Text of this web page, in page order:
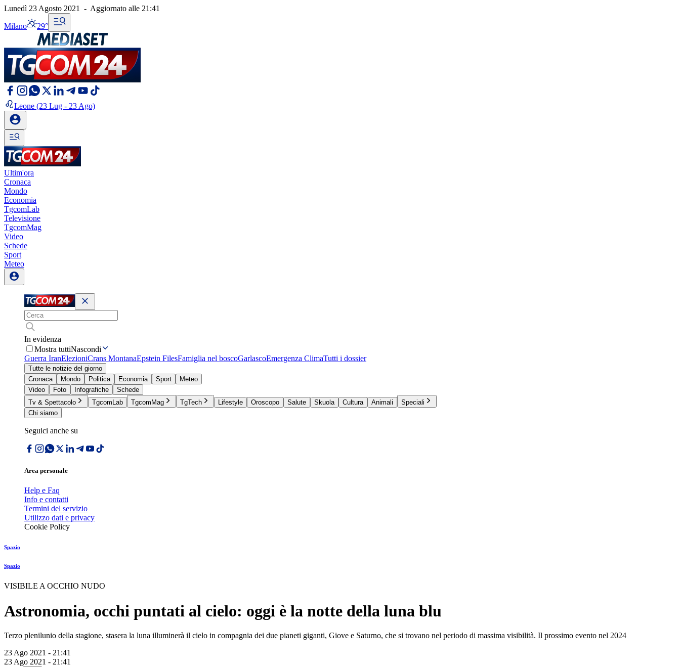
Lunedì 23 Agosto 2021 - Aggiornato alle 21:41
Milano 29°
Leone (23 Lug - 23 Ago)
Ultim'ora
Cronaca
Mondo
Economia
TgcomLab
Televisione
TgcomMag
Video
Schede
Sport
Meteo
In evidenza
Mostra tuttiNascondi
Guerra IranElezioniCrans MontanaEpstein FilesFamiglia nel boscoGarlascoEmergenza ClimaTutti i dossier
Tutte le notizie del giorno
Cronaca
Mondo Politica Economia Sport
Meteo
Video
Foto Infografiche
Schede
Tv & Spettacolo
TgcomLab TgcomMag TgTech Lifestyle Oroscopo Salute Skuola Cultura Animali
Speciali
Chi siamo
Seguici anche su
Area personale
Help e Faq
Info e contatti
Termini del servizio
Utilizzo dati e privacy
Cookie Policy
Spazio
Spazio
VISIBILE A OCCHIO NUDO
Astronomia, occhi puntati al cielo: oggi è la notte della luna blu
Terzo plenilunio della stagione, stasera la luna illuminerà il cielo in compagnia dei due pianeti giganti, Giove e Saturno, che si trovano nel periodo di massima visibilità. Il prossimo evento nel 2024
23 Ago 2021 - 21:41
23 Ago 2021 - 21:41